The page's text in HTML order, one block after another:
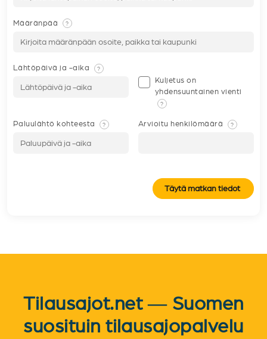
Määränpää ?
Lähtöpäivä ja -aika ?
Kuljetus on
yhdensuuntainen vienti
?
Paluulähtö kohteesta ? Arvioitu henkilömäärä ?
Täytä matkan tiedot
Tilausajot.net — Suomen
suosituin tilausajopalvelu